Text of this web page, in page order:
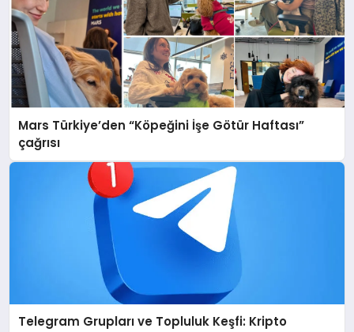
Mars Türkiye’den “Köpeğini İşe Götür Haftası”
çağrısı
Telegram Grupları ve Topluluk Keşfi: Kripto